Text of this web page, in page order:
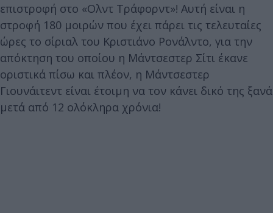
επιστροφή στο «Ολντ Τράφορντ»! Αυτή είναι η
στροφή 180 μοιρών που έχει πάρει τις τελευταίες
ώρες το σίριαλ του Κριστιάνο Ρονάλντο, για την
απόκτηση του οποίου η Μάντσεστερ Σίτι έκανε
οριστικά πίσω και πλέον, η Μάντσεστερ
Γιουνάιτεντ είναι έτοιμη να τον κάνει δικό της ξανά
μετά από 12 ολόκληρα χρόνια!